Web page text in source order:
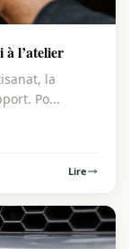
à l’atelier
la
Po...
Lire